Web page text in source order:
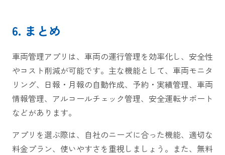
6. まとめ
車両管理アプリは、車両の運行管理を効率化し、安全性
やコスト削減が可能です。主な機能として、車両モニタ
リング、日報・月報の自動作成、予約・実績管理、車両
情報管理、アルコールチェック管理、安全運転サポート
などがあります。
アプリを選ぶ際は、自社のニーズに合った機能、適切な
料金プラン、使いやすさを重視しましょう。また、無料